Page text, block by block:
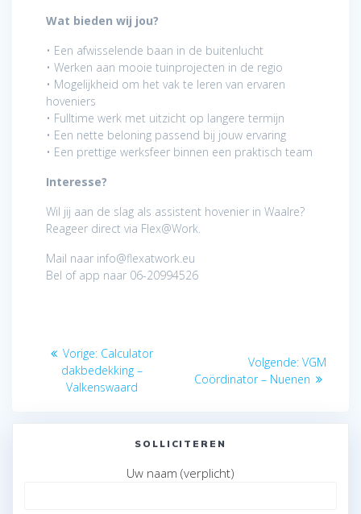
Wat bieden wij jou?
• Een afwisselende baan in de buitenlucht
• Werken aan mooie tuinprojecten in de regio
• Mogelijkheid om het vak te leren van ervaren
hoveniers
• Fulltime werk met uitzicht op langere termijn
• Een nette beloning passend bij jouw ervaring
• Een prettige werksfeer binnen een praktisch team
Interesse?
Wil jij aan de slag als assistent hovenier in Waalre?
Reageer direct via Flex@Work.
Mail naar info@flexatwork.eu
Bel of app naar 06-20994526
Bericht
navigatie
Vorige: Vorig
bericht:
Calculator
dakbedekking –
Valkenswaard
Volgende: Volgend
bericht:
VGM
Coördinator – Nuenen
SOLLICITEREN
Uw naam (verplicht)